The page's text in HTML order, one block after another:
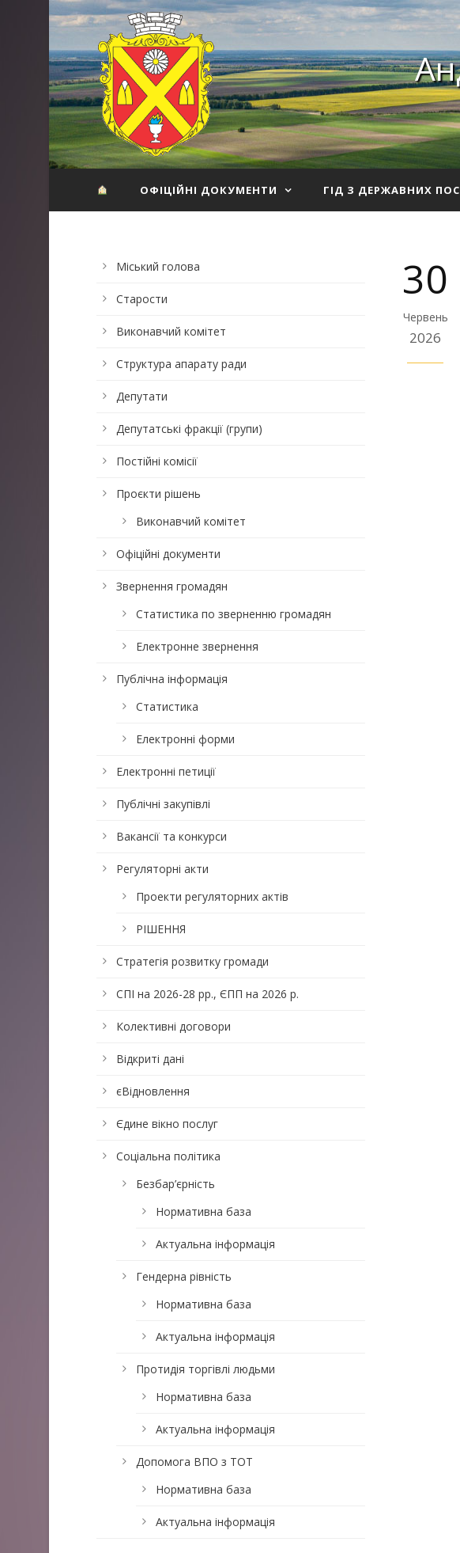
ОФІЦІЙНІ ДОКУМЕНТИ ГІД З ДЕРЖАВНИХ
30
Червень
2026
Міський голова
Старости
Виконавчий комітет
Структура апарату ради
Депутати
Депутатські фракції (групи)
Постійні комісії
Проєкти рішень
Виконавчий комітет
Офіційні документи
Звернення громадян
Статистика по зверненню громадян
Електронне звернення
Публічна інформація
Статистика
Електронні форми
Електронні петиції
Публічні закупівлі
Вакансії та конкурси
Регуляторні акти
Проекти регуляторних актів
РІШЕННЯ
Стратегія розвитку громади
СПІ на 2026-28 рр., ЄПП на 2026 р.
Колективні договори
Відкриті дані
єВідновлення
Єдине вікно послуг
Соціальна політика
Безбар’єрність
Нормативна база
Актуальна інформація
Гендерна рівність
Нормативна база
Актуальна інформація
Протидія торгівлі людьми
Нормативна база
Актуальна інформація
Допомога ВПО з ТОТ
Нормативна база
Актуальна інформація